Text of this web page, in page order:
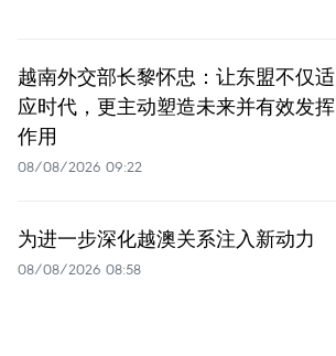
越南外交部长黎怀忠：让东盟不仅适
应时代，更主动塑造未来并有效发挥
作用
08/08/2026 09:22
为进一步深化越澳关系注入新动力
08/08/2026 08:58